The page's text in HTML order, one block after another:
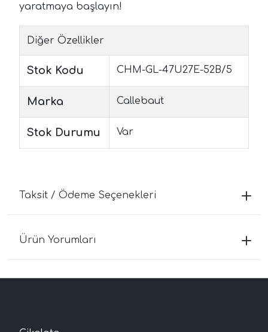
yaratmaya başlayın!
Diğer Özellikler
Stok Kodu CHM-GL-47U27E-52B/5
Marka Callebaut
Stok Durumu Var
Taksit / Ödeme Seçenekleri
Ürün Yorumları